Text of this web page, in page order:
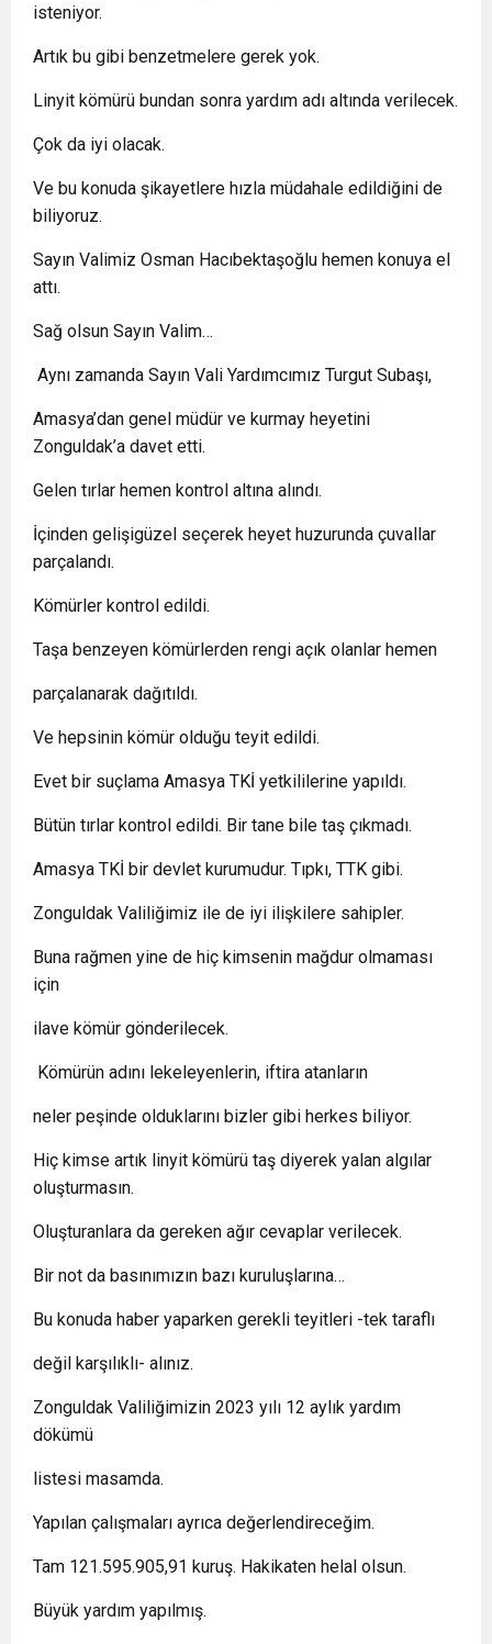
isteniyor.
Artık bu gibi benzetmelere gerek yok.
Linyit kömürü bundan sonra yardım adı altında verilecek.
Çok da iyi olacak.
Ve bu konuda şikayetlere hızla müdahale edildiğini de
biliyoruz.
Sayın Valimiz Osman Hacıbektaşoğlu hemen konuya el
attı.
Sağ olsun Sayın Valim…
Aynı zamanda Sayın Vali Yardımcımız Turgut Subaşı,
Amasya’dan genel müdür ve kurmay heyetini
Zonguldak’a davet etti.
Gelen tırlar hemen kontrol altına alındı.
İçinden gelişigüzel seçerek heyet huzurunda çuvallar
parçalandı.
Kömürler kontrol edildi.
Taşa benzeyen kömürlerden rengi açık olanlar hemen
parçalanarak dağıtıldı.
Ve hepsinin kömür olduğu teyit edildi.
Evet bir suçlama Amasya TKİ yetkililerine yapıldı.
Bütün tırlar kontrol edildi. Bir tane bile taş çıkmadı.
Amasya TKİ bir devlet kurumudur. Tıpkı, TTK gibi.
Zonguldak Valiliğimiz ile de iyi ilişkilere sahipler.
Buna rağmen yine de hiç kimsenin mağdur olmaması
için
ilave kömür gönderilecek.
Kömürün adını lekeleyenlerin, iftira atanların
neler peşinde olduklarını bizler gibi herkes biliyor.
Hiç kimse artık linyit kömürü taş diyerek yalan algılar
oluşturmasın.
Oluşturanlara da gereken ağır cevaplar verilecek.
Bir not da basınımızın bazı kuruluşlarına…
Bu konuda haber yaparken gerekli teyitleri -tek taraflı
değil karşılıklı- alınız.
Zonguldak Valiliğimizin 2023 yılı 12 aylık yardım
dökümü
listesi masamda.
Yapılan çalışmaları ayrıca değerlendireceğim.
Tam 121.595.905,91 kuruş. Hakikaten helal olsun.
Büyük yardım yapılmış.